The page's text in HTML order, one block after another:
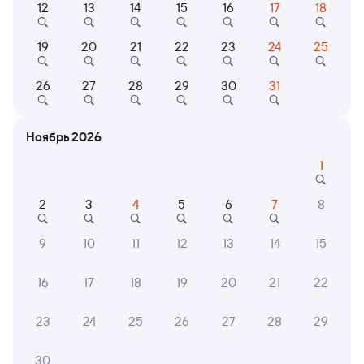
Выберите дату
Самый быстрый
009Н Проходящий 6,3
Ружино
в Москву Ярославскую
20:07 05:25
2 д 10 ч 18 м в пути
от 11 ⁠176 ⁠₽ 12 ⁠607 ⁠₽ 37 ⁠767 ⁠₽
Выберите дату
12 13 14 15 16 17 18
19 20 21 22 23 24 25
26 27 28 29 30 31
Ноябрь 2026
1
2 3 4 5 6 7 8
9 10 11 12 13 14 15
16 17 18 19 20 21 22
23 24 25 26 27 28 29
30